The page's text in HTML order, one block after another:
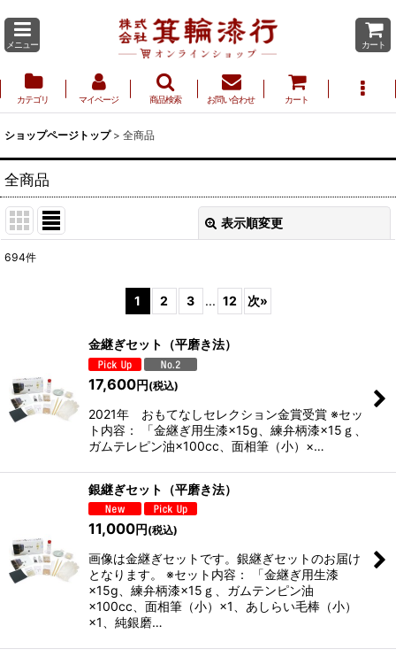
メニュー カート
カテゴリ マイページ 商品検索 お問い合わせ カート
ショップページトップ > 全商品
全商品
表示順変更
絞り込む
694件
1 2 3 ... 12 次»
金継ぎセット（平磨き法）
17,600円(税込)
2021年 おもてなしセレクション金賞受賞 ※セッ
ト内容： 「金継ぎ用生漆×15g、練弁柄漆×15ｇ、
ガムテレピン油×100cc、面相筆（小）×…
銀継ぎセット（平磨き法）
11,000円 (税込)
画像は金継ぎセットです。銀継ぎセットのお届け
となります。 ※セット内容： 「金継ぎ用生漆
×15g、練弁柄漆×15ｇ、ガムテンピン油
×100cc、面相筆（小）×1、あしらい毛棒（小）
×1、純銀磨…